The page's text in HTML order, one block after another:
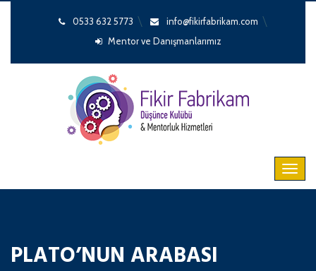
0533 632 5773
info@fikirfabrikam.com
Mentor ve Danışmanlarımız
PLATO’NUN ARABASI